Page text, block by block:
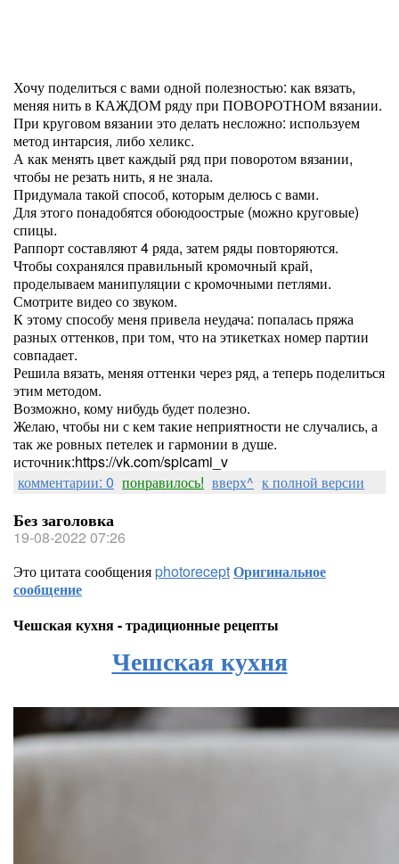
Хочу поделиться с вами одной полезностью: как вязать,
меняя нить в КАЖДОМ ряду при ПОВОРОТНОМ вязании.
При круговом вязании это делать несложно: используем
метод интарсия, либо хеликс.
А как менять цвет каждый ряд при поворотом вязании,
чтобы не резать нить, я не знала.
Придумала такой способ, которым делюсь с вами.
Для этого понадобятся обоюдоострые (можно круговые)
спицы.
Раппорт составляют 4 ряда, затем ряды повторяются.
Чтобы сохранялся правильный кромочный край,
проделываем манипуляции с кромочными петлями.
Смотрите видео со звуком.
К этому способу меня привела неудача: попалась пряжа
разных оттенков, при том, что на этикетках номер партии
совпадает.
Решила вязать, меняя оттенки через ряд, а теперь поделиться
этим методом.
Возможно, кому нибудь будет полезно.
Желаю, чтобы ни с кем такие неприятности не случались, а
так же ровных петелек и гармонии в душе.
источник:https://vk.com/spicami_v
комментарии: 0 понравилось! вверх^ к полной версии
Без заголовка
19-08-2022 07:26
Это цитата сообщенияphotoreceptОригинальное
сообщение
Чешская кухня - традиционные рецепты
Чешская кухня